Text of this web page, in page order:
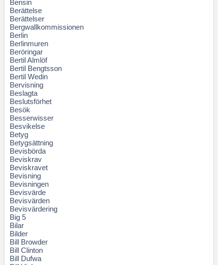
Bensin
Berättelse
Berättelser
Bergwallkommissionen
Berlin
Berlinmuren
Beröringar
Bertil Almlöf
Bertil Bengtsson
Bertil Wedin
Bervisning
Beslagta
Beslutsförhet
Besök
Besserwisser
Besvikelse
Betyg
Betygsättning
Bevisbörda
Beviskrav
Beviskravet
Bevisning
Bevisningen
Bevisvärde
Bevisvärden
Bevisvärdering
Big 5
Bilar
Bilder
Bill Browder
Bill Clinton
Bill Dufwa